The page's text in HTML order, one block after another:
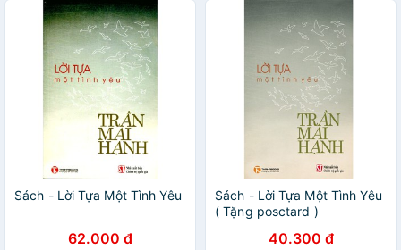
Sách - Lời Tựa Một Tình Yêu
62.000 đ
Sách - Lời Tựa Một Tình Yêu
( Tặng posctard )
40.300 đ